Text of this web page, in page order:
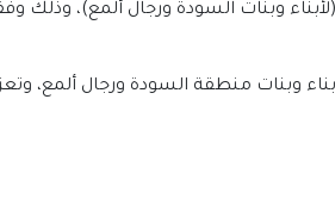
(لأبناء وبنات السودة ورجال ألمع)، وذلك
وبنات منطقة السودة ورجال ألمع،